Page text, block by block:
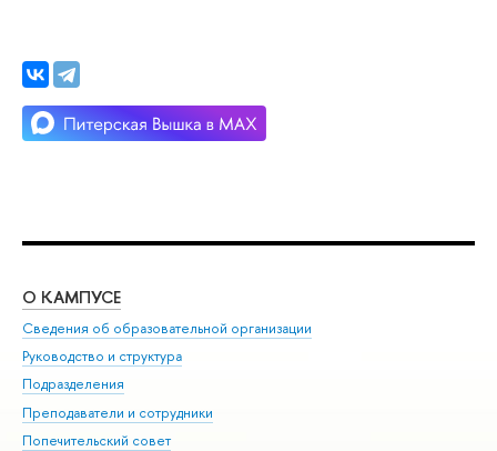
О КАМПУСЕ
Сведения об образовательной организации
Руководство и структура
Подразделения
Преподаватели и сотрудники
Попечительский совет